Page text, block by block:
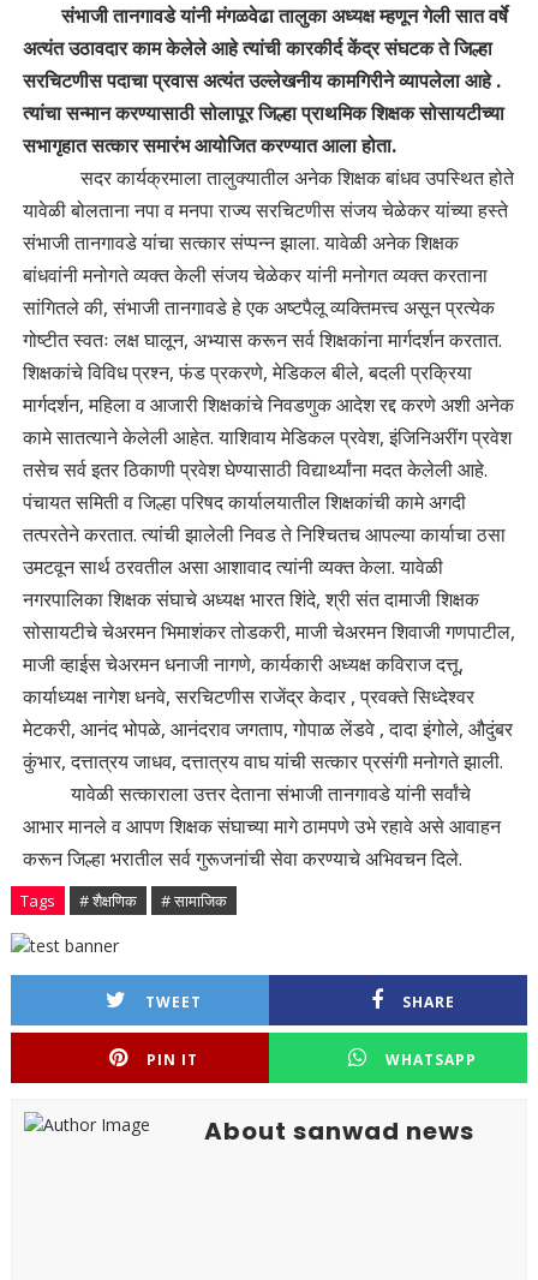
संभाजी तानगावडे यांनी मंगळवेढा तालुका अध्यक्ष म्हणून गेली सात वर्षे
अत्यंत उठावदार काम केलेले आहे त्यांची कारकीर्द केंद्र संघटक ते जिल्हा
सरचिटणीस पदाचा प्रवास अत्यंत उल्लेखनीय कामगिरीने व्यापलेला आहे .
त्यांचा सन्मान करण्यासाठी सोलापूर जिल्हा प्राथमिक शिक्षक सोसायटीच्या
सभागृहात सत्कार समारंभ आयोजित करण्यात आला होता.
सदर कार्यक्रमाला तालुक्यातील अनेक शिक्षक बांधव उपस्थित होते
यावेळी बोलताना नपा व मनपा राज्य सरचिटणीस संजय चेळेकर यांच्या हस्ते
संभाजी तानगावडे यांचा सत्कार संप्पन्न झाला. यावेळी अनेक शिक्षक
बांधवांनी मनोगते व्यक्त केली संजय चेळेकर यांनी मनोगत व्यक्त करताना
सांगितले की, संभाजी तानगावडे हे एक अष्टपैलू व्यक्तिमत्त्व असून प्रत्येक
गोष्टीत स्वतः लक्ष घालून, अभ्यास करून सर्व शिक्षकांना मार्गदर्शन करतात.
शिक्षकांचे विविध प्रश्न, फंड प्रकरणे, मेडिकल बीले, बदली प्रक्रिया
मार्गदर्शन, महिला व आजारी शिक्षकांचे निवडणुक आदेश रद्द करणे अशी अनेक
कामे सातत्याने केलेली आहेत. याशिवाय मेडिकल प्रवेश, इंजिनिअरींग प्रवेश
तसेच सर्व इतर ठिकाणी प्रवेश घेण्यासाठी विद्यार्थ्यांना मदत केलेली आहे.
पंचायत समिती व जिल्हा परिषद कार्यालयातील शिक्षकांची कामे अगदी
तत्परतेने करतात. त्यांची झालेली निवड ते निश्चितच आपल्या कार्याचा ठसा
उमटवून सार्थ ठरवतील असा आशावाद त्यांनी व्यक्त केला. यावेळी
नगरपालिका शिक्षक संघाचे अध्यक्ष भारत शिंदे, श्री संत दामाजी शिक्षक
सोसायटीचे चेअरमन भिमाशंकर तोडकरी, माजी चेअरमन शिवाजी गणपाटील,
माजी व्हाईस चेअरमन धनाजी नागणे, कार्यकारी अध्यक्ष कविराज दत्तू,
कार्याध्यक्ष नागेश धनवे, सरचिटणीस राजेंद्र केदार , प्रवक्ते सिध्देश्वर
मेटकरी, आनंद भोपळे, आनंदराव जगताप, गोपाळ लेंडवे , दादा इंगोले, औदुंबर
कुंभार, दत्तात्रय जाधव, दत्तात्रय वाघ यांची सत्कार प्रसंगी मनोगते झाली.
यावेळी सत्काराला उत्तर देताना संभाजी तानगावडे यांनी सर्वांचे
आभार मानले व आपण शिक्षक संघाच्या मागे ठामपणे उभे रहावे असे आवाहन
करून जिल्हा भरातील सर्व गुरूजनांची सेवा करण्याचे अभिवचन दिले.
Tags # शैक्षणिक # सामाजिक
TWEET SHARE
PIN IT WHATSAPP
About sanwad news